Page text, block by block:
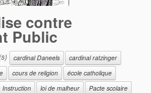
contre
Public
cardinal Daneels
cardinal ratzinger
cours de religion
école catholique
Instruction loi de malheur
Pacte scolaire